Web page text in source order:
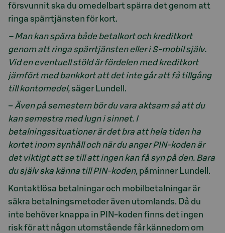
försvunnit ska du omedelbart spärra det genom att
ringa spärrtjänsten för kort.
– Man kan spärra både betalkort och kreditkort
genom att ringa spärrtjänsten eller i S-mobil själv.
Vid en eventuell stöld är fördelen med kreditkort
jämfört med bankkort att det inte går att få tillgång
till kontomedel,säger Lundell.
– Även på semestern bör du vara aktsam så att du
kan semestra med lugn i sinnet. I
betalningssituationer är det bra att hela tiden ha
kortet inom synhåll och när du anger PIN-koden är
det viktigt att se till att ingen kan få syn på den. Bara
du själv ska känna till PIN-koden, påminner Lundell.
Kontaktlösa betalningar och mobilbetalningar är
säkra betalningsmetoder även utomlands. Då du
inte behöver knappa in PIN-koden finns det ingen
risk för att någon utomstående får kännedom om